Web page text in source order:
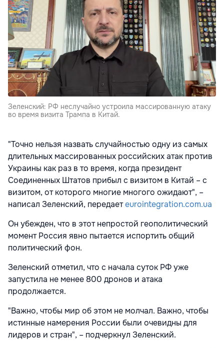
Зеленский: РФ неслучайно устроила массированную атаку
во время визита Трампа в Китай.
"Точно нельзя назвать случайностью одну из самых
длительных массированных российских атак против
Украины как раз в то время, когда президент
Соединенных Штатов прибыл с визитом в Китай – с
визитом, от которого многие многого ожидают", –
написал Зеленский, передаетeurointegration.com.ua
Он убежден, что в этот непростой геополитический
момент Россия явно пытается испортить общий
политический фон.
Зеленский отметил, что с начала суток РФ уже
запустила не менее 800 дронов и атака
продолжается.
"Важно, чтобы мир об этом не молчал. Важно, чтобы
истинные намерения России были очевидны для
лидеров и стран", – подчеркнул Зеленский.